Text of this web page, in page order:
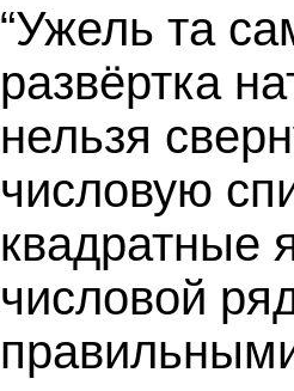
“Ужель та
развёртка
нельзя
числовую
квадратные
числовой